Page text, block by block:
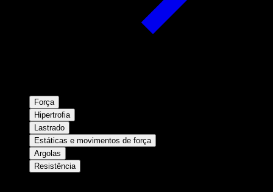
Força
Hipertrofia
Lastrado
Estáticas e movimentos de força
Argolas
Resistência